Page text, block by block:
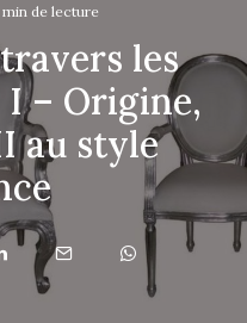
min de lecture
les
– Origine,
au style